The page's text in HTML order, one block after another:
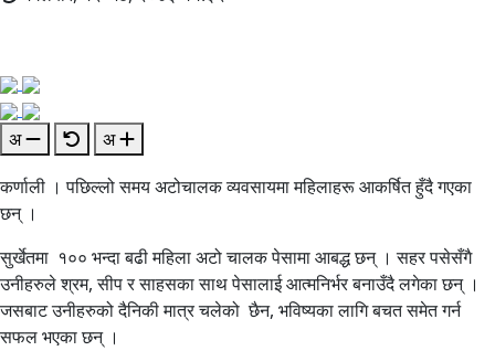
अ
अ
कर्णाली । पछिल्लो समय अटोचालक व्यवसायमा महिलाहरू आकर्षित हुँदै गएका
छन् ।
सुर्खेतमा १०० भन्दा बढी महिला अटो चालक पेसामा आबद्ध छन् । सहर पसेसँगै
उनीहरुले श्रम, सीप र साहसका साथ पेसालाई आत्मनिर्भर बनाउँदै लगेका छन् ।
जसबाट उनीहरुको दैनिकी मात्र चलेको छैन, भविष्यका लागि बचत समेत गर्न
सफल भएका छन् ।